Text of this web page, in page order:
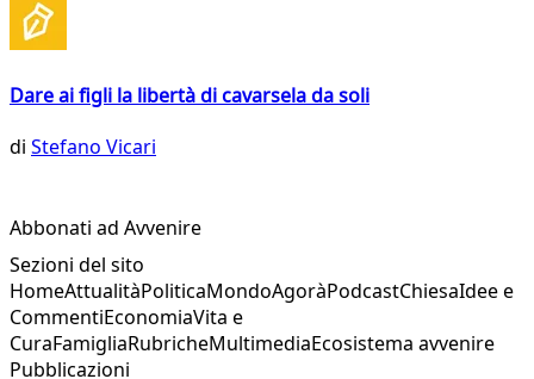
Dare ai figli la libertà di cavarsela da soli
di Stefano Vicari
Abbonati ad Avvenire
Sezioni del sito
HomeAttualitàPoliticaMondoAgoràPodcastChiesaIdee e
CommentiEconomiaVita e
CuraFamigliaRubricheMultimediaEcosistema avvenire
Pubblicazioni